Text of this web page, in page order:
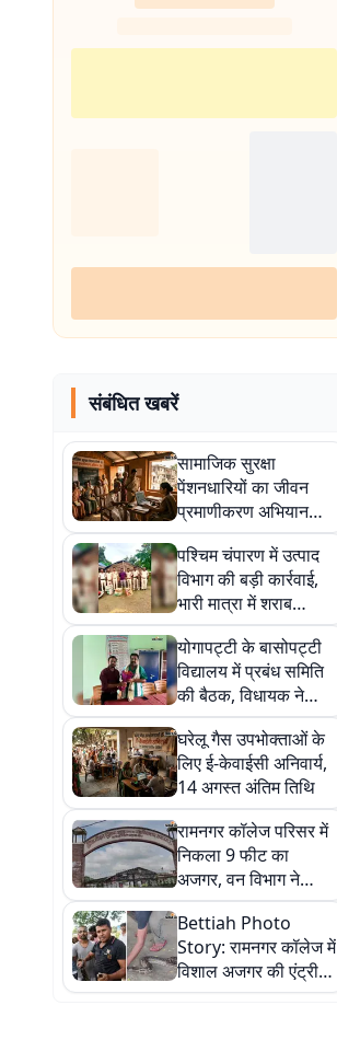
संबंधित खबरें
सामाजिक सुरक्षा
पेंशनधारियों का जीवन
प्रमाणीकरण अभियान
तेज, 5,090 लाभार्थी अब
भी शेष
पश्चिम चंपारण में उत्पाद
विभाग की बड़ी कार्रवाई,
भारी मात्रा में शराब
बरामद, आठ गिरफ्तार
योगापट्टी के बासोपट्टी
विद्यालय में प्रबंध समिति
की बैठक, विधायक ने
विकास कार्यों का दिया
भरोसा
घरेलू गैस उपभोक्ताओं के
लिए ई-केवाईसी अनिवार्य,
14 अगस्त अंतिम तिथि
रामनगर कॉलेज परिसर में
निकला 9 फीट का
अजगर, वन विभाग ने
सुरक्षित किया रेस्क्यू
Bettiah Photo
Story: रामनगर कॉलेज में
विशाल अजगर की एंट्री,
छात्रों में दहशत, देखें